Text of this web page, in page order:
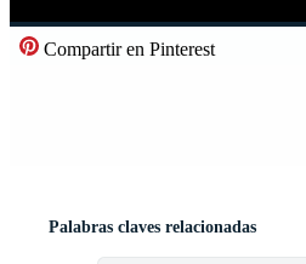
Compartir en Pinterest
Palabras claves relacionadas